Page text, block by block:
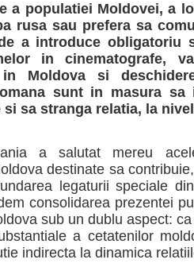
a populatiei Moldovei, a
rusa sau prefera sa
a introduce obligatoriu
in cinematografe,
in Moldova si
sunt in masura sa
sa stranga relatia, la
a salutat mereu
destinate sa
legaturii speciale
consolidarea prezentei
sub un dublu aspect:
a cetatenilor
indirecta la dinamica